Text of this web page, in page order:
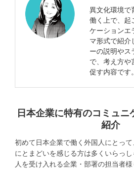
異文化環境で
働く上で、起
ケーションエ
マ形式で紹介
ーの説明やス
で、考え方や
促す内容です。
日本企業に特有のコミュニ
紹介
初めて日本企業で働く外国人にとっ
にとまどいを感じる方は多くいらっ
人を受け入れる企業・部署の担当者